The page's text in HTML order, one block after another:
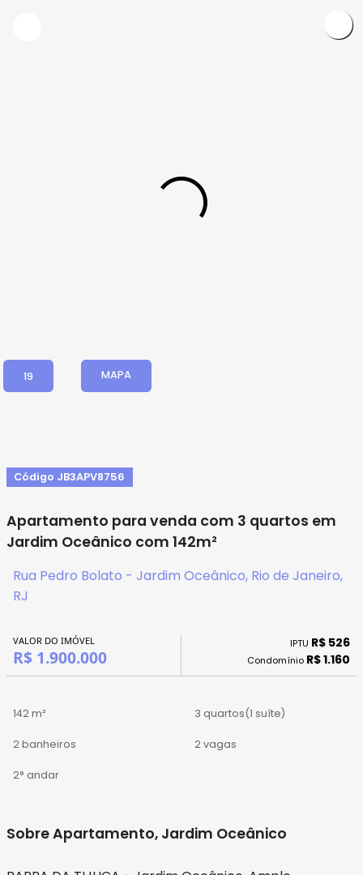
19 MAPA
Código JB3APV8756
Apartamento para venda com 3 quartos em
Jardim Oceânico com 142m²
Rua Pedro Bolato - Jardim Oceânico, Rio de Janeiro,
RJ
VALOR DO IMÓVEL
R$ 1.900.000
IPTU R$ 526
Condomínio R$ 1.160
142 m² 3 quartos(1 suíte)
2 banheiros 2 vagas
2° andar
Sobre Apartamento, Jardim Oceânico